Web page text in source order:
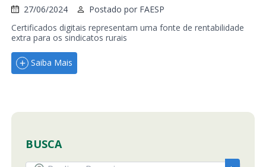
27/06/2024 Postado por FAESP
Certificados digitais representam uma fonte de rentabilidade
extra para os sindicatos rurais
Saiba Mais
BUSCA